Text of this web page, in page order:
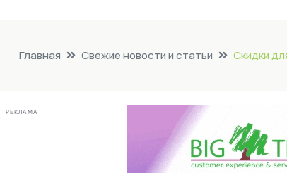
Главная Свежие новости и статьи Скидки
РЕКЛАМА